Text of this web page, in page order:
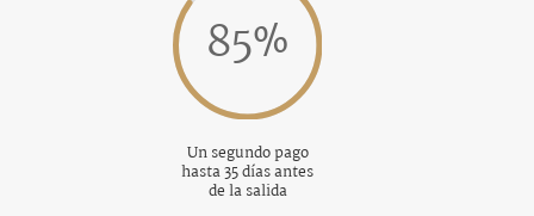
85%
Un segundo pago
hasta 35 días antes
de la salida